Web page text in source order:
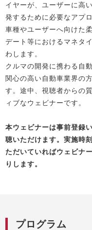
イヤーが、ユーザーに高
発するために必要なアプ
車種やユーザーへ向けた
デート等におけるマネタ
わします。
クルマの開発に携わる自
関心の高い自動車業界の
す。途中、視聴者からの
ィブなウェビナーです。
本ウェビナーは事前登録
聴いただけます。実施時
ただいていればウェビナ
りします。
プログラム